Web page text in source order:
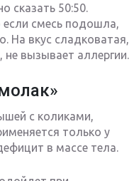
сказать 50:50.
смесь подошла,
На вкус сладковатая,
вызывает аллергии.
с коликами,
только у
в массе тела.